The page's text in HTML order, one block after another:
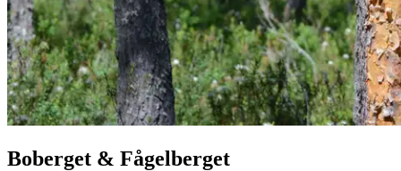
Boberget & Fågelberget